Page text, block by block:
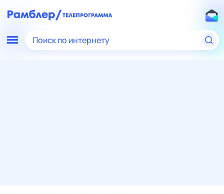
Поиск по интернету